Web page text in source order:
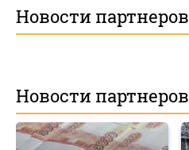
Новости партнеров
Новости партнеров